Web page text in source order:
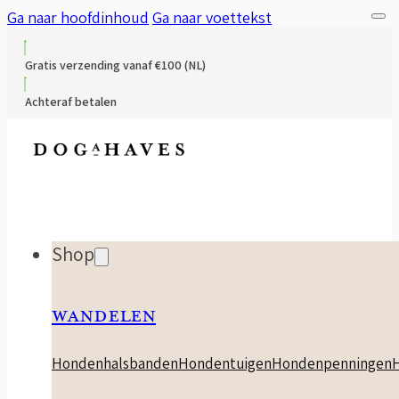
Ga naar hoofdinhoud Ga naar voettekst
Gratis verzending vanaf €100 (NL)
Achteraf betalen
Shop
WANDELEN
HondenhalsbandenHondentuigenHondenpenningen